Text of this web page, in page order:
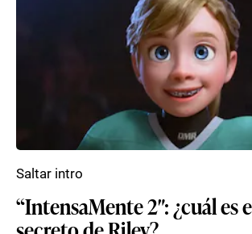
“IntensaMente 2″: ¿cuál es
Saltar intro